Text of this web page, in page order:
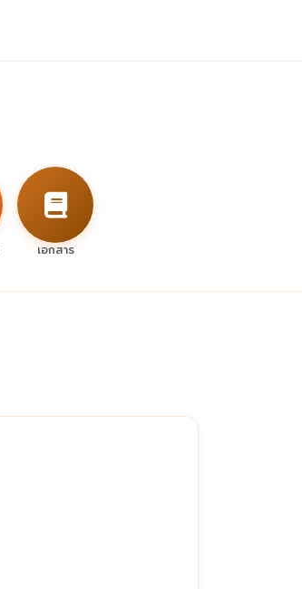
เอกสาร